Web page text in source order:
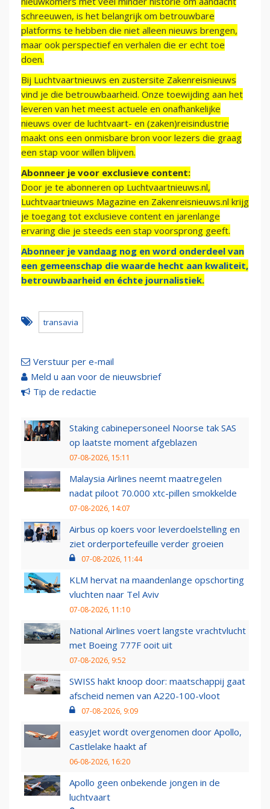
schreeuwen, is het belangrijk om betrouwbare
platforms te hebben die niet alleen nieuws brengen,
maar ook perspectief en verhalen die er echt toe
doen.
Bij Luchtvaartnieuws en zustersite Zakenreisnieuws
vind je die betrouwbaarheid. Onze toewijding aan het
leveren van het meest actuele en onafhankelijke
nieuws over de luchtvaart- en (zaken)reisindustrie
maakt ons een onmisbare bron voor lezers die graag
een stap voor willen blijven.
Abonneer je voor exclusieve content:
Door je te abonneren op Luchtvaartnieuws.nl,
Luchtvaartnieuws Magazine en Zakenreisnieuws.nl krijg
je toegang tot exclusieve content en jarenlange
ervaring die je steeds een stap voorsprong geeft.
Abonneer je vandaag nog en word onderdeel van
een gemeenschap die waarde hecht aan kwaliteit,
betrouwbaarheid en échte journalistiek.
transavia
Verstuur per e-mail
Meld u aan voor de nieuwsbrief
Tip de redactie
Staking cabinepersoneel Noorse tak SAS
op laatste moment afgeblazen
07-08-2026, 15:11
Malaysia Airlines neemt maatregelen
nadat piloot 70.000 xtc-pillen smokkelde
07-08-2026, 14:07
Airbus op koers voor leverdoelstelling en
ziet orderportefeuille verder groeien
07-08-2026, 11:44
KLM hervat na maandenlange opschorting
vluchten naar Tel Aviv
07-08-2026, 11:10
National Airlines voert langste vrachtvlucht
met Boeing 777F ooit uit
07-08-2026, 9:52
SWISS hakt knoop door: maatschappij gaat
afscheid nemen van A220-100-vloot
07-08-2026, 9:09
easyJet wordt overgenomen door Apollo,
Castlelake haakt af
06-08-2026, 16:20
Apollo geen onbekende jongen in de
luchtvaart